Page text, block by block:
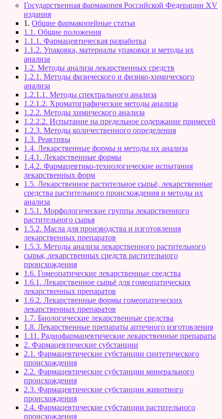
Государственная фармакопея Российской Федерации XV
издания
1. Общие фармакопейные статьи
1.1. Общие положения
1.1.1. Фармацевтическая разработка
1.1.2. Упаковка, материалы упаковки и методы их
анализа
1.2. Методы анализа лекарственных средств
1.2.1. Методы физического и физико-химического
анализа
1.2.1.1. Методы спектрального анализа
1.2.1.2. Хроматографические методы анализа
1.2.2. Методы химического анализа
1.2.2.2. Испытание на предельное содержание примесей
1.2.3. Методы количественного определения
1.3. Реактивы
1.4. Лекарственные формы и методы их анализа
1.4.1. Лекарственные формы
1.4.2. Фармацевтико-технологические испытания
лекарственных форм
1.5. Лекарственное растительное сырьё, лекарственные
средства растительного происхождения и методы их
анализа
1.5.1. Морфологические группы лекарственного
растительного сырья
1.5.2. Масла для производства и изготовления
лекарственных препаратов
1.5.3. Методы анализа лекарственного растительного
сырья, лекарственных средств растительного
происхождения
1.6. Гомеопатические лекарственные средства
1.6.1. Лекарственное сырьё для гомеопатических
лекарственных препаратов
1.6.2. Лекарственные формы гомеопатических
лекарственных препаратов
1.7. Биологические лекарственные средства
1.8. Лекарственные препараты аптечного изготовления
1.11. Радиофармацевтические лекарственные препараты
2. Фармацевтические субстанции
2.1. Фармацевтические субстанции синтетического
происхождения
2.2. Фармацевтические субстанции минерального
происхождения
2.3. Фармацевтические субстанции животного
происхождения
2.4. Фармацевтические субстанции растительного
происхождения